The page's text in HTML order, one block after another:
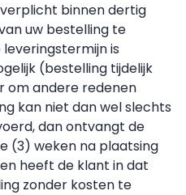
verplicht binnen dertig
uw bestelling te
is
(bestelling tijdelijk
om andere redenen
kan niet dan wel slechts
dan ontvangt de
(3) weken na plaatsing
heeft de klant in dat
zonder kosten te